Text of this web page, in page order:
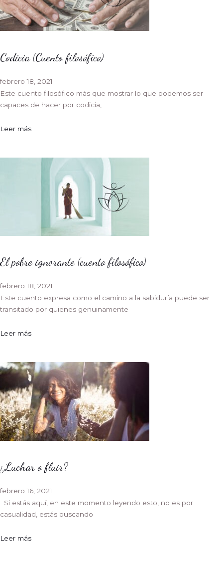
Codicia (Cuento filosófico)
febrero 18, 2021
Este cuento filosófico más que mostrar lo que podemos ser
capaces de hacer por codicia,
Leer más
El pobre ignorante (cuento filosófico)
febrero 18, 2021
Este cuento expresa como el camino a la sabiduría puede ser
transitado por quienes genuinamente
Leer más
¿Luchar o fluir?
febrero 16, 2021
Si estás aquí, en este momento leyendo esto, no es por
casualidad, estás buscando
Leer más